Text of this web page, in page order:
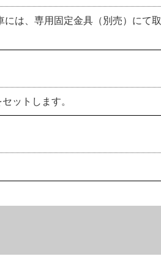
は、専用固定金具（別売）にて取
ットします。